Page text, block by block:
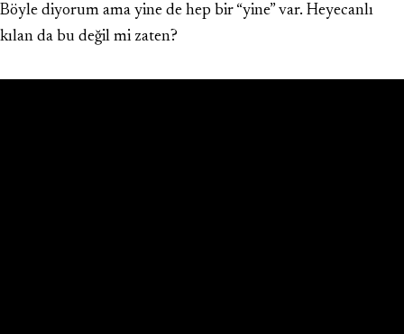
Böyle diyorum ama yine de hep bir “yine” var. Heyecanlı
kılan da bu değil mi zaten?